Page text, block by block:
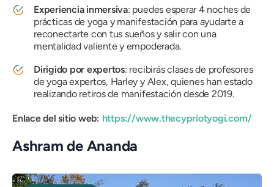
Experiencia inmersiva: puedes esperar 4 noches de
prácticas de yoga y manifestación para ayudarte a
reconectarte con tus sueños y salir con una
mentalidad valiente y empoderada.
Dirigido por expertos: recibirás clases de profesores
de yoga expertos, Harley y Alex, quienes han estado
realizando retiros de manifestación desde 2019.
Enlace del sitio web: https://www.thecypriotyogi.com/
Ashram de Ananda